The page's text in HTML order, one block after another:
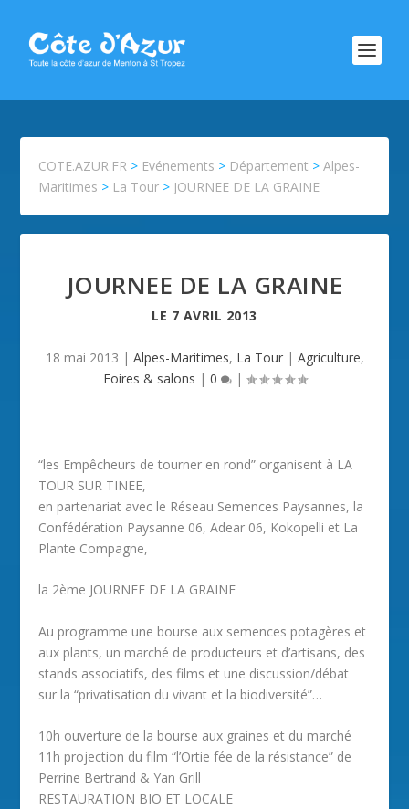
COTE.AZUR.FR > Evénements > Département >Alpes-
Maritimes > La Tour > JOURNEE DE LA GRAINE
JOURNEE DE LA GRAINE
LE 7 AVRIL 2013
18 mai 2013 | Alpes-Maritimes, La Tour| Agriculture,
Foires & salons | 0 |
“les Empêcheurs de tourner en rond” organisent à LA
TOUR SUR TINEE,
en partenariat avec le Réseau Semences Paysannes, la
Confédération Paysanne 06, Adear 06, Kokopelli et La
Plante Compagne,
la 2ème JOURNEE DE LA GRAINE
Au programme une bourse aux semences potagères et
aux plants, un marché de producteurs et d’artisans, des
stands associatifs, des films et une discussion/débat
sur la “privatisation du vivant et la biodiversité”…
10h ouverture de la bourse aux graines et du marché
11h projection du film “l’Ortie fée de la résistance” de
Perrine Bertrand & Yan Grill
RESTAURATION BIO ET LOCALE